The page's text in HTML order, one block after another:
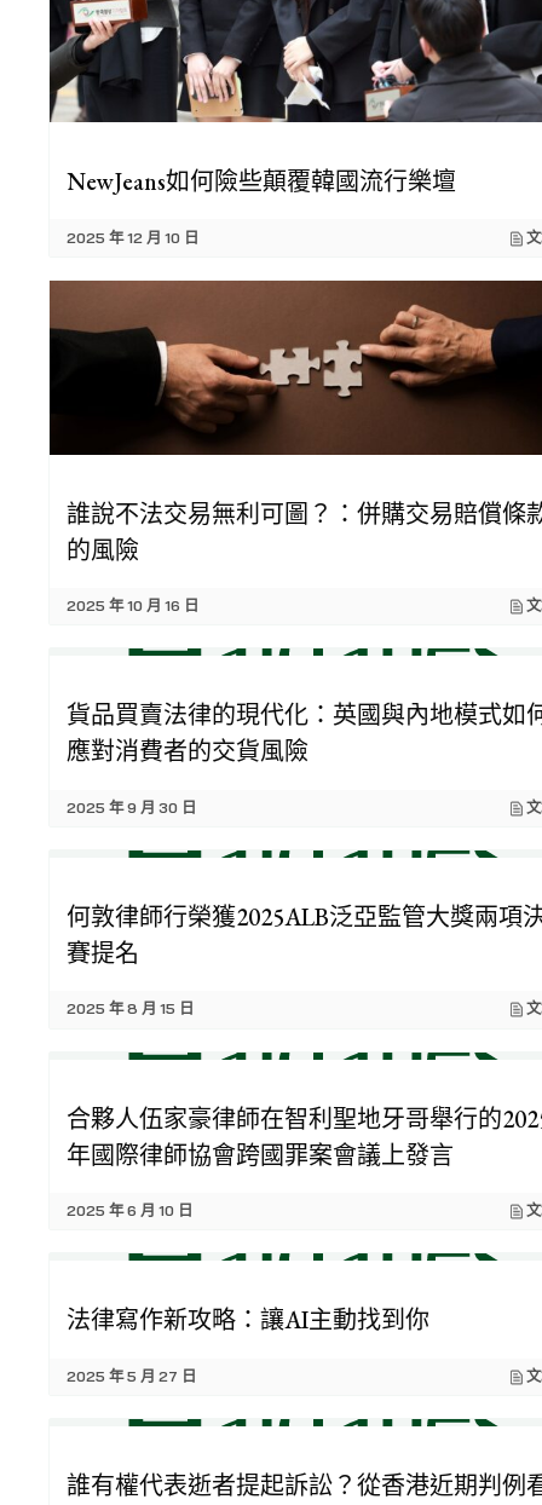
NewJeans如何險些顛覆韓國流行樂壇
2025 年 12 月 10 日
誰說不法交易無利可圖？：併購交易賠償條
的風險
2025 年 10 月 16 日
貨品買賣法律的現代化：英國與內地模式如
應對消費者的交貨風險
2025 年 9 月 30 日
何敦律師行榮獲2025ALB泛亞監管大獎兩項
賽提名
2025 年 8 月 15 日
合夥人伍家豪律師在智利聖地牙哥舉行的
年國際律師協會跨國罪案會議上發言
2025 年 6 月 10 日
法律寫作新攻略：讓AI主動找到你
2025 年 5 月 27 日
誰有權代表逝者提起訴訟？從香港近期判例